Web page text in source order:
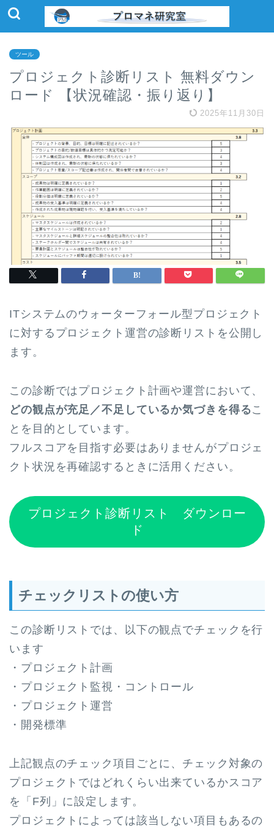
ツール
プロジェクト診断リスト 無料ダウン
ロード 【状況確認・振り返り】
2025年11月30日
ITシステムのウォーターフォール型プロジェクト
に対するプロジェクト運営の診断リストを公開し
ます。
この診断ではプロジェクト計画や運営において、
どの観点が充足／不足しているか気づきを得るこ
とを目的としています。
フルスコアを目指す必要はありませんがプロジェ
クト状況を再確認するときに活用ください。
プロジェクト診断リスト ダウンロー
ド
チェックリストの使い方
この診断リストでは、以下の観点でチェックを行
います
・プロジェクト計画
・プロジェクト監視・コントロール
・プロジェクト運営
・開発標準
上記観点のチェック項目ごとに、チェック対象の
プロジェクトではどれくらい出来ているかスコア
を「F列」に設定します。
プロジェクトによっては該当しない項目もあるの